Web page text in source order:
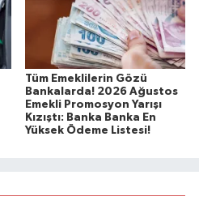
Tüm Emeklilerin Gözü
Bankalarda! 2026 Ağustos
Emekli Promosyon Yarışı
Kızıştı: Banka Banka En
Yüksek Ödeme Listesi!